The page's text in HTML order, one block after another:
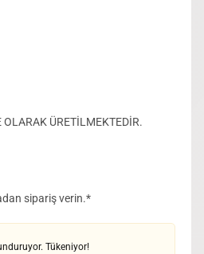
OLARAK ÜRETİLMEKTEDİR.
sipariş verin.*
Tükeniyor!